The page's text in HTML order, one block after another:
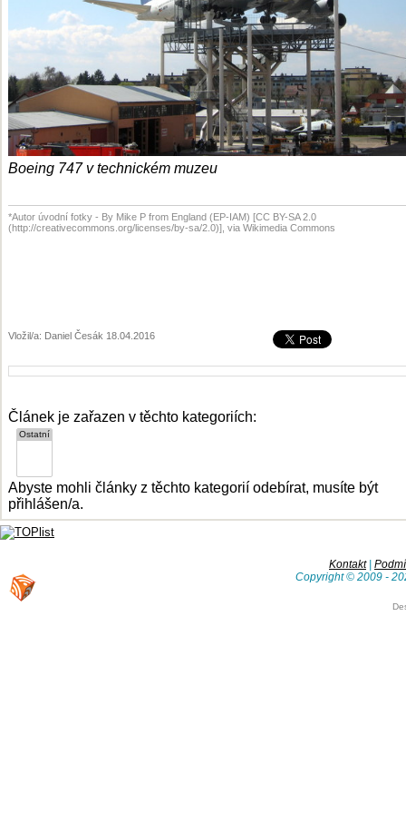
Boeing 747 v technickém muzeu
*Autor úvodní fotky - By Mike P from England (EP-IAM) [CC BY-SA 2.0
(http://creativecommons.org/licenses/by-sa/2.0)], via Wikimedia Commons
Vložil/a: Daniel Česák 18.04.2016
Článek je zařazen v těchto kategoriích:
Abyste mohli články z těchto kategorií odebírat, musíte být
přihlášen/a.
Kontakt|
Copyright © 2009 -